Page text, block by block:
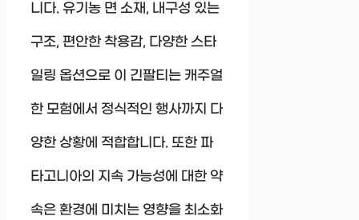
니다. 유기농 면 소재, 내구성 있는
구조, 편안한 착용감, 다양한 스타
일링 옵션으로 이 긴팔티는 캐주얼
한 모험에서 정식적인 행사까지 다
양한 상황에 적합합니다. 또한 파
타고니아의 지속 가능성에 대한 약
속은 환경에 미치는 영향을 최소화